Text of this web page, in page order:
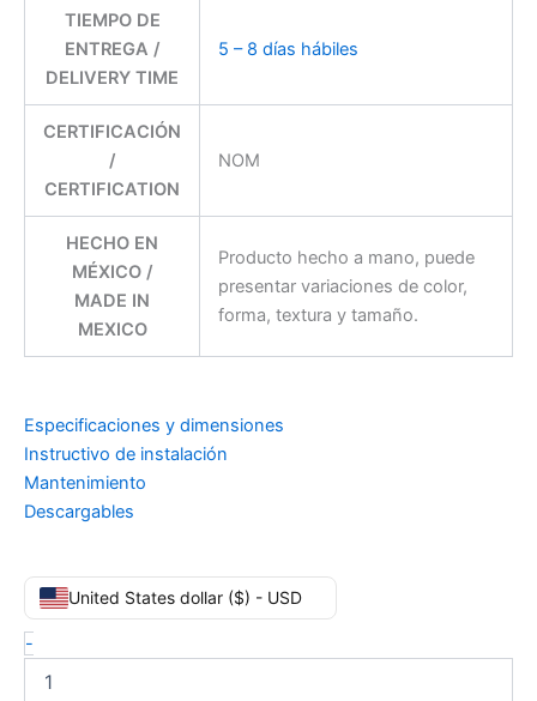
TIEMPO DE
ENTREGA /
DELIVERY TIME
5 – 8 días hábiles
CERTIFICACIÓN
/
CERTIFICATION
NOM
HECHO EN
MÉXICO /
MADE IN
MEXICO
Producto hecho a mano, puede
presentar variaciones de color,
forma, textura y tamaño.
Especificaciones y dimensiones
Instructivo de instalación
Mantenimiento
Descargables
United States dollar ($) - USD
-